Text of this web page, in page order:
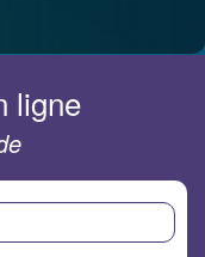
ligne